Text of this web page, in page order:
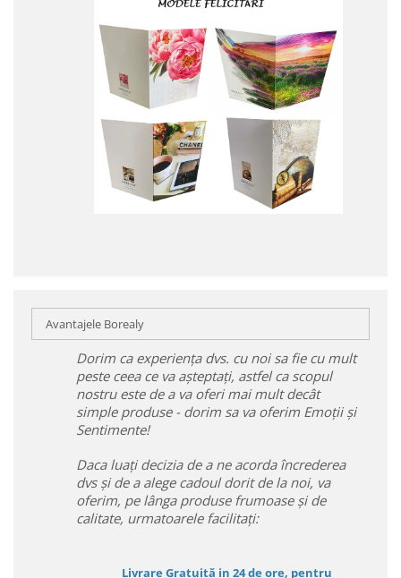
Avantajele Borealy
Dorim ca experiența dvs. cu noi sa fie cu mult
peste ceea ce va așteptați, astfel ca scopul
nostru este de a va oferi mai mult decât
simple produse - dorim sa va oferim Emoții și
Sentimente!
Daca luați decizia de a ne acorda încrederea
dvs și de a alege cadoul dorit de la noi, va
oferim, pe lânga produse frumoase și de
calitate, urmatoarele facilitați:
Livrare Gratuită in 24 de ore, pentru